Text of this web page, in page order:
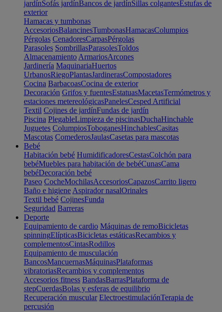
jardínSofás jardínBancos de jardínSillas colgantesEstufas de
exterior
Hamacas y tumbonas
AccesoriosBalancinesTumbonasHamacasColumpios
Pérgolas CenadoresCarpasPérgolas
Parasoles SombrillasParasolesToldos
Almacenamiento ArmariosArcones
Jardinería MaquinariaHuertos
UrbanosRiegoPlantasJardinerasCompostadores
Cocina BarbacoasCocina de exterior
Decoración Grifos y fuentesEstatuasMacetasTermómetros y
estaciones metereológicasPanelesCesped Artificial
Textil Cojines de jardínFundas de jardín
Piscina PlegableLimpieza de piscinasDuchaHinchable
Juguetes ColumpiosToboganesHinchablesCasitas
Mascotas ComederosJaulasCasetas para mascotas
Bebé
Habitación bebé HumidificadoresCestasColchón para
bebéMuebles para habitación de bebéCunasCama
bebéDecoración bebé
Paseo CocheMochilasAccesoriosCapazosCarrito ligero
Baño e higiene Aspirador nasalOrinales
Textil bebé CojinesFunda
Seguridad Barreras
Deporte
Equipamiento de cardio Máquinas de remoBicicletas
spinningElípticasBicicletas estáticasRecambios y
complementosCintasRodillos
Equipamiento de musculación
BancosMancuernasMáquinasPlataformas
vibratoriasRecambios y complementos
Accesorios fitness BandasBarrasPlataforma de
stepCuerdasBolas y esferas de equilibrio
Recuperación muscular ElectroestimulaciónTerapia de
percusión